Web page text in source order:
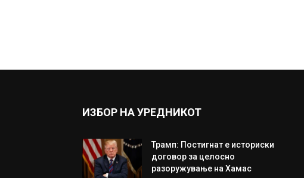
ИЗБОР НА УРЕДНИКОТ
Трамп: Постигнат е историски
договор за целосно
разоружување на Хамас